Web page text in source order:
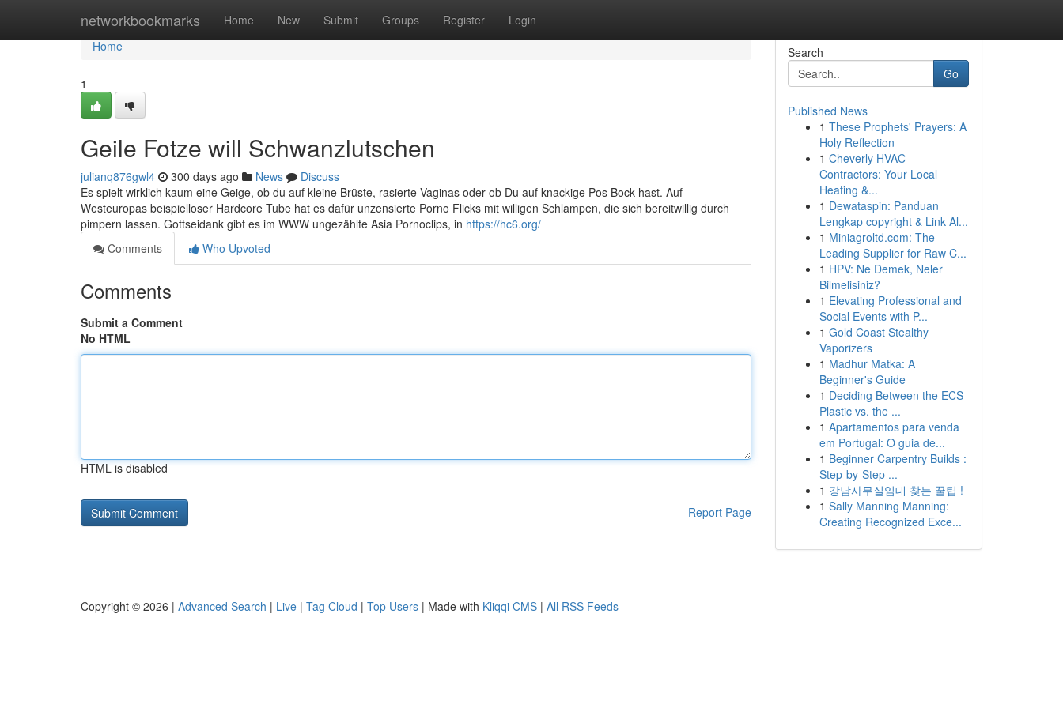
networkbookmarks Home New Submit Groups Register Login
Home
Home
1
Geile Fotze will Schwanzlutschen
julianq876gwl4 300 days ago News
Discuss
Es spielt wirklich kaum eine Geige, ob du auf kleine Brüste, rasierte Vaginas oder ob Du auf knackige Pos Bock hast. Auf
Westeuropas beispielloser Hardcore Tube hat es dafür unzensierte Porno Flicks mit willigen Schlampen, die sich bereitwillig durch
pimpern lassen. Gottseidank gibt es im WWW ungezählte Asia Pornoclips, in https://hc6.org/
Comments
Who Upvoted
Comments
Submit a Comment
No HTML
HTML is disabled
Report Page
Search
Go
Published News
1 These Prophets' Prayers: A
Holy Reflection
1 Cheverly HVAC
Contractors: Your Local
Heating &...
1 Dewataspin: Panduan
Lengkap copyright & Link Al...
1 Miniagroltd.com: The
Leading Supplier for Raw C...
1 HPV: Ne Demek, Neler
Bilmelisiniz?
1 Elevating Professional and
Social Events with P...
1 Gold Coast Stealthy
Vaporizers
1 Madhur Matka: A
Beginner's Guide
1 Deciding Between the ECS
Plastic vs. the ...
1 Apartamentos para venda
em Portugal: O guia de...
1 Beginner Carpentry Builds :
Step-by-Step ...
1 강남사무실임대 찾는 꿀팁 !
1 Sally Manning Manning:
Creating Recognized Exce...
Copyright © 2026 | Advanced Search | Live | Tag Cloud | Top Users | Made with Kliqqi CMS | All RSS Feeds